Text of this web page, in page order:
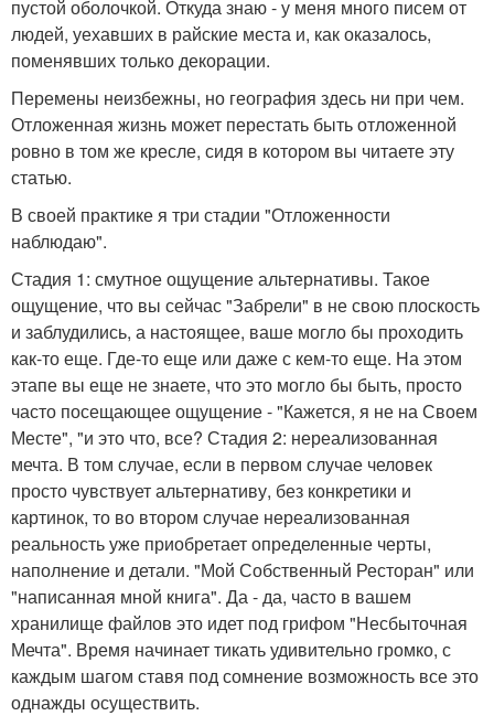
пустой оболочкой. Откуда знаю - у меня много писем от
людей, уехавших в райские места и, как оказалось,
поменявших только декорации.
Перемены неизбежны, но география здесь ни при чем.
Отложенная жизнь может перестать быть отложенной
ровно в том же кресле, сидя в котором вы читаете эту
статью.
В своей практике я три стадии "Отложенности
наблюдаю".
Стадия 1: смутное ощущение альтернативы. Такое
ощущение, что вы сейчас "Забрели" в не свою плоскость
и заблудились, а настоящее, ваше могло бы проходить
как-то еще. Где-то еще или даже с кем-то еще. На этом
этапе вы еще не знаете, что это могло бы быть, просто
часто посещающее ощущение - "Кажется, я не на Своем
Месте", "и это что, все? Стадия 2: нереализованная
мечта. В том случае, если в первом случае человек
просто чувствует альтернативу, без конкретики и
картинок, то во втором случае нереализованная
реальность уже приобретает определенные черты,
наполнение и детали. "Мой Собственный Ресторан" или
"написанная мной книга". Да - да, часто в вашем
хранилище файлов это идет под грифом "Несбыточная
Мечта". Время начинает тикать удивительно громко, с
каждым шагом ставя под сомнение возможность все это
однажды осуществить.